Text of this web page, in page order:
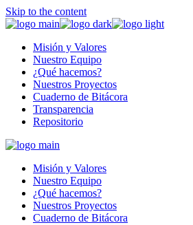
Skip to the content
Misión y Valores
Nuestro Equipo
¿Qué hacemos?
Nuestros Proyectos
Cuaderno de Bitácora
Transparencia
Repositorio
Misión y Valores
Nuestro Equipo
¿Qué hacemos?
Nuestros Proyectos
Cuaderno de Bitácora